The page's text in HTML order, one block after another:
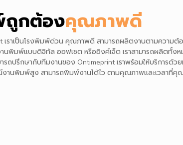
กต้องคุณภาพดี
เราเป็นโรงพิมพ์ด่วน คุณภาพดี สามารถผลิตงานตามความ
านพิมพ์แบบดิจิทัล ออฟเซต หรืออิงค์เจ็ต เราสามารถผลิตทั้ง
ารถปรึกษากับทีมงานของ Ontimeprint เราพร้อมให้บริการด้ว
งานพิมพ์สูง สามารถพิมพ์งานได้ไว ตามคุณภาพและเวลาที่คุ